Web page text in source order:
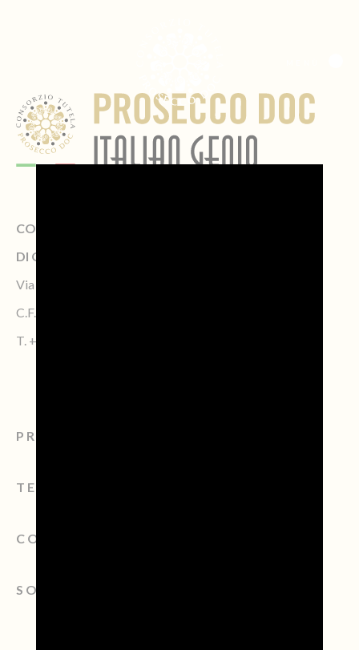
CONSORZIO DI TUTELA DELLA DENOMINAZIONE
DI ORIGINE CONTROLLATA PROSECCO
Via Calmaggiore, 23, 31100 TREVISO – Italy
C.F. 04339160261 – P.IVA 04484620267
T. +39 0422.1572383
PROSECCO
TERRITORIO
CONSORZIO
SOSTENIBILITÀ